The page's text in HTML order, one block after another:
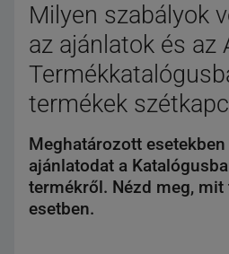
Milyen szabályok
az ajánlatok és az
termékek
Meghatározott
ajánlatodat a
termékről. Nézd meg, mit
esetben.